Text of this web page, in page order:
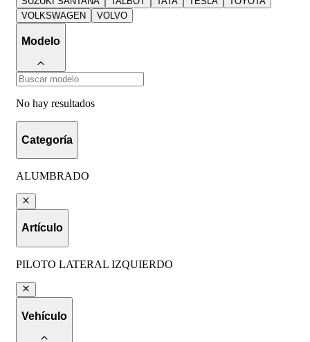
VOLKSWAGEN
VOLVO
Modelo
No hay resultados
Categoría
ALUMBRADO
Artículo
PILOTO LATERAL IZQUIERDO
Vehículo